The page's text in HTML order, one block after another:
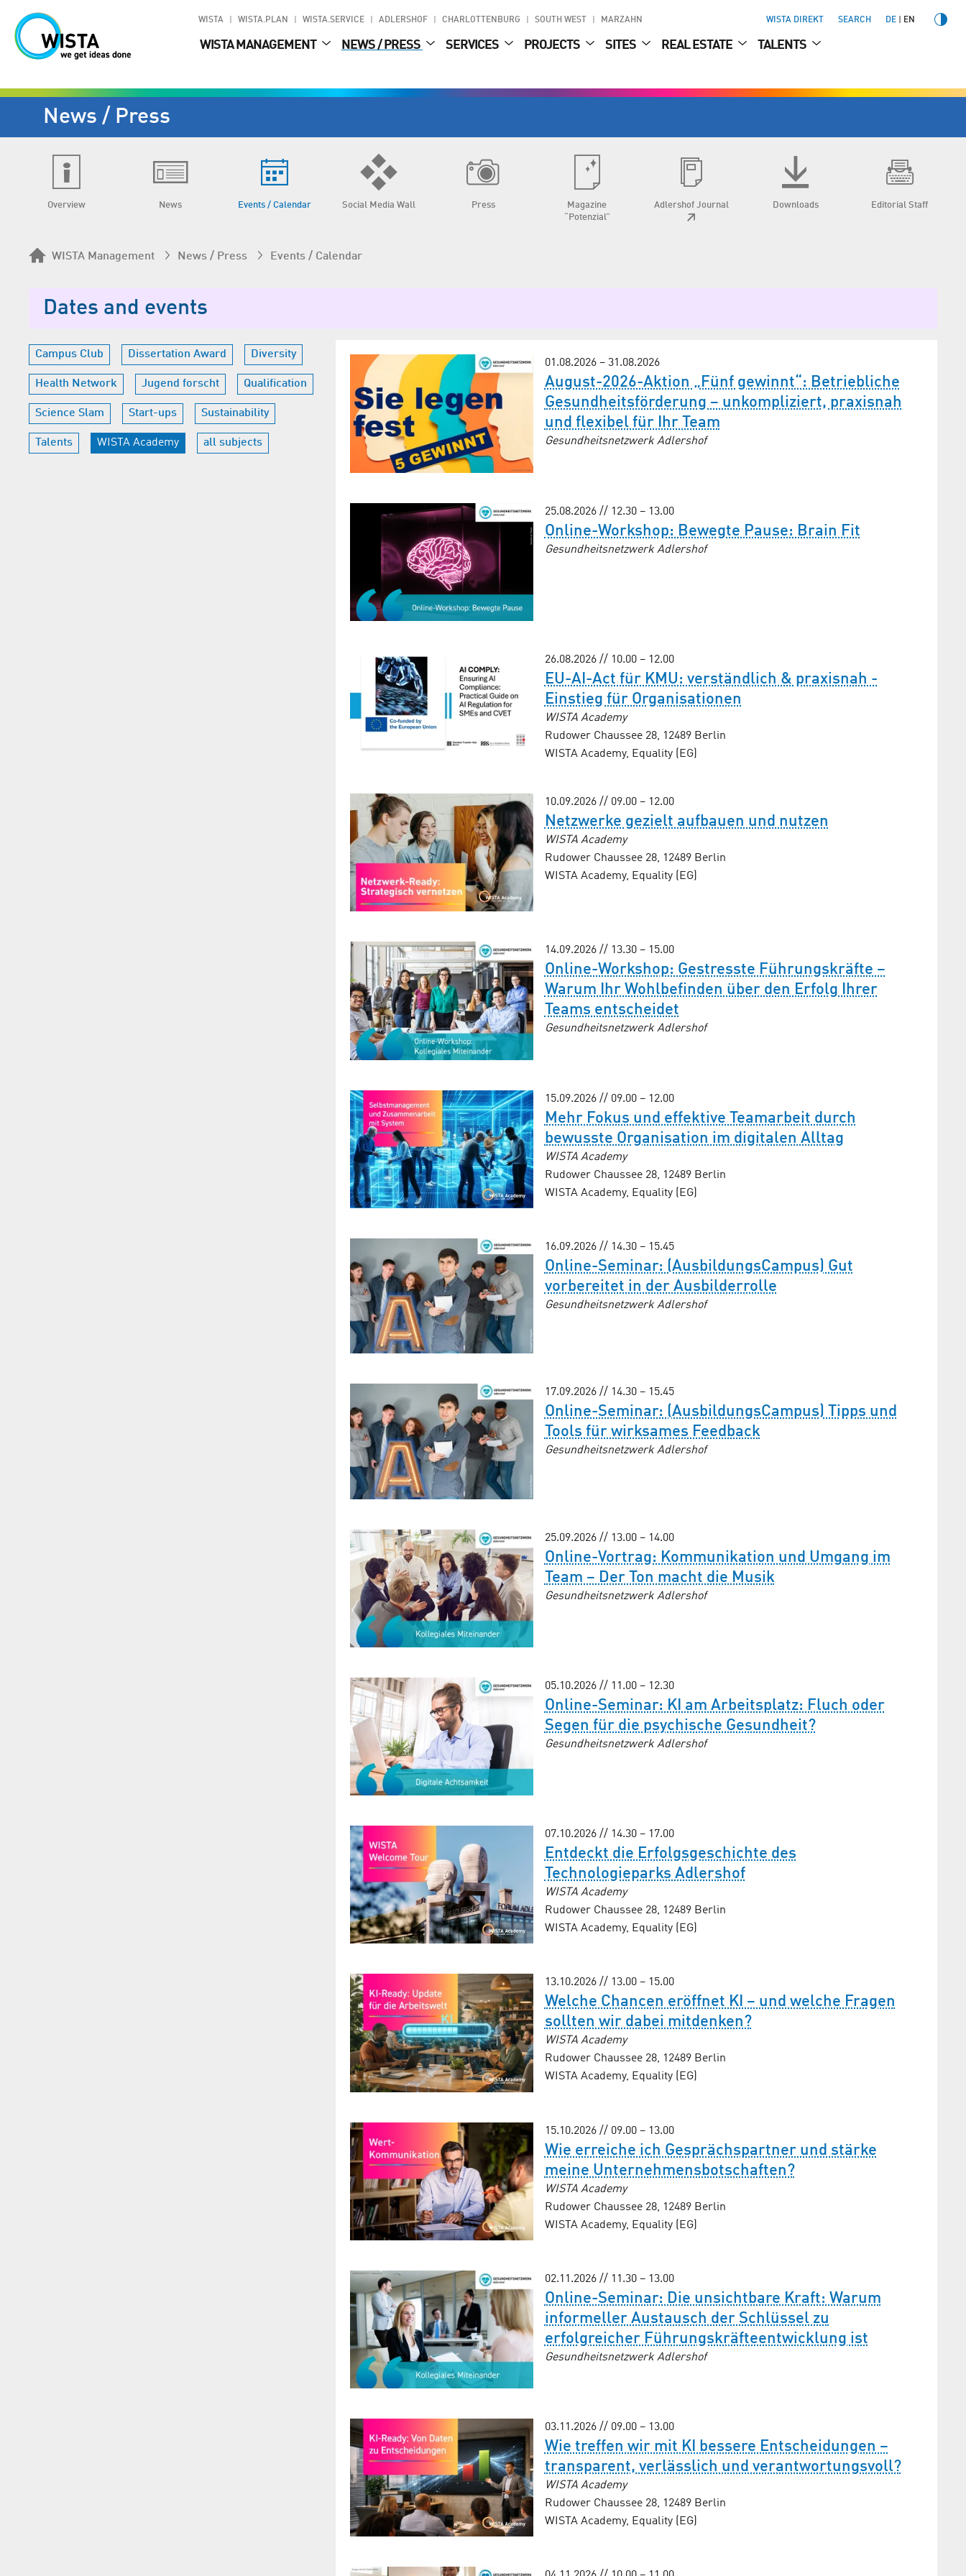
WISTA WISTA.PLAN WISTA.SERVICE ADLERSHOF CHARLOTTENBURG SOUTH WEST MARZAHN WISTA DIREKT SEARCH DE EN
WISTA MANAGEMENT NEWS / PRESS SERVICES PROJECTS SITES REAL ESTATE TALENTS
News / Press
Overview News Events / Calendar Social Media Wall Press
Magazine
“Potenzial”
Adlershof Journal Downloads Editorial Staff
WISTA Management News / Press Events / Calendar
Dates and events
Campus Club Dissertation Award Diversity
Health Network Jugend forscht Qualification
Science Slam Start-ups Sustainability
Talents WISTA Academy all subjects
01.08.2026 – 31.08.2026
August-2026-Aktion „Fünf gewinnt“: Betriebliche
Gesundheitsförderung – unkompliziert, praxisnah
und flexibel für Ihr Team
Gesundheitsnetzwerk Adlershof
25.08.2026 // 12.30 – 13.00
Online-Workshop: Bewegte Pause: Brain Fit
Gesundheitsnetzwerk Adlershof
26.08.2026 // 10.00 – 12.00
EU-AI-Act für KMU: verständlich & praxisnah -
Einstieg für Organisationen
WISTA Academy
Rudower Chaussee 28, 12489 Berlin
WISTA Academy, Equality (EG)
10.09.2026 // 09.00 – 12.00
Netzwerke gezielt aufbauen und nutzen
WISTA Academy
Rudower Chaussee 28, 12489 Berlin
WISTA Academy, Equality (EG)
14.09.2026 // 13.30 – 15.00
Online-Workshop: Gestresste Führungskräfte –
Warum Ihr Wohlbefinden über den Erfolg Ihrer
Teams entscheidet
Gesundheitsnetzwerk Adlershof
15.09.2026 // 09.00 – 12.00
Mehr Fokus und effektive Teamarbeit durch
bewusste Organisation im digitalen Alltag
WISTA Academy
Rudower Chaussee 28, 12489 Berlin
WISTA Academy, Equality (EG)
16.09.2026 // 14.30 – 15.45
Online-Seminar: (AusbildungsCampus) Gut
vorbereitet in der Ausbilderrolle
Gesundheitsnetzwerk Adlershof
17.09.2026 // 14.30 – 15.45
Online-Seminar: (AusbildungsCampus) Tipps und
Tools für wirksames Feedback
Gesundheitsnetzwerk Adlershof
25.09.2026 // 13.00 – 14.00
Online-Vortrag: Kommunikation und Umgang im
Team – Der Ton macht die Musik
Gesundheitsnetzwerk Adlershof
05.10.2026 // 11.00 – 12.30
Online-Seminar: KI am Arbeitsplatz: Fluch oder
Segen für die psychische Gesundheit?
Gesundheitsnetzwerk Adlershof
07.10.2026 // 14.30 – 17.00
Entdeckt die Erfolgsgeschichte des
Technologieparks Adlershof
WISTA Academy
Rudower Chaussee 28, 12489 Berlin
WISTA Academy, Equality (EG)
13.10.2026 // 13.00 – 15.00
Welche Chancen eröffnet KI – und welche Fragen
sollten wir dabei mitdenken?
WISTA Academy
Rudower Chaussee 28, 12489 Berlin
WISTA Academy, Equality (EG)
15.10.2026 // 09.00 – 13.00
Wie erreiche ich Gesprächs­partner und stärke
meine Unternehmens­botschaften?
WISTA Academy
Rudower Chaussee 28, 12489 Berlin
WISTA Academy, Equality (EG)
02.11.2026 // 11.30 – 13.00
Online-Seminar: Die unsichtbare Kraft: Warum
informeller Austausch der Schlüssel zu
erfolgreicher Führungs­kräfte­entwicklung ist
Gesundheitsnetzwerk Adlershof
03.11.2026 // 09.00 – 13.00
Wie treffen wir mit KI bessere Entscheidungen –
transparent, verlässlich und verantwortungsvoll?
WISTA Academy
Rudower Chaussee 28, 12489 Berlin
WISTA Academy, Equality (EG)